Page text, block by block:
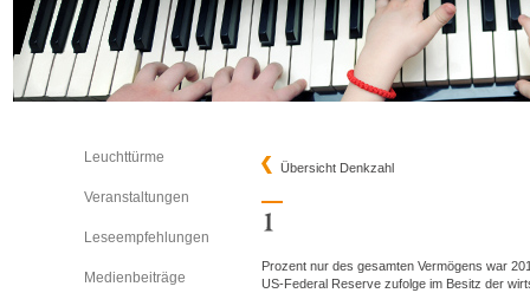
Leuchttürme
Veranstaltungen
Leseempfehlungen
Medienbeiträge
Übersicht Denkzahl
Prozent nur des gesamten Vermögens war
US-Federal Reserve zufolge im Besitz der